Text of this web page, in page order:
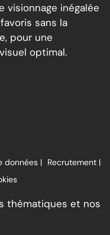
visionnage inégalée
sans la
pour une
optimal.
données | Recrutement |
thématiques et nos